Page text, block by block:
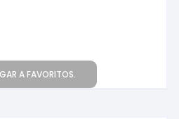
A FAVORITOS.